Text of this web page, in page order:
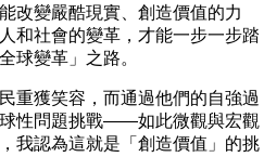
改變嚴酷現實、創造價值的力
和社會的變革，才能一步一步踏
球變革」之路。
重獲笑容，而通過他們的自強過
性問題挑戰——如此微觀與宏觀
我認為這就是「創造價值」的挑